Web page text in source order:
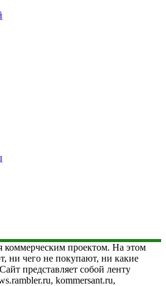
коммерческим проектом. На этом
ни чего не покупают, ни какие
представляет собой ленту
kommersant.ru,